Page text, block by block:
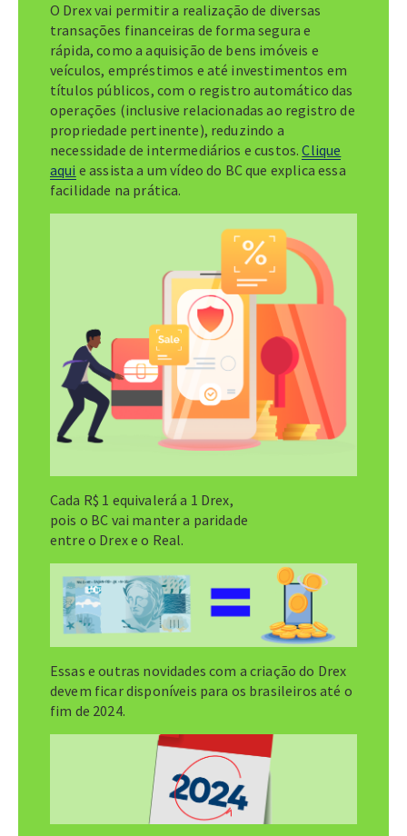
O Drex vai permitir a realização de diversas
transações financeiras de forma segura e
rápida, como a aquisição de bens imóveis e
veículos, empréstimos e até investimentos em
títulos públicos, com o registro automático das
operações (inclusive relacionadas ao registro de
propriedade pertinente), reduzindo a
necessidade de intermediários e custos.Clique
aqui e assista a um vídeo do BC que explica essa
facilidade na prática.
Cada R$ 1 equivalerá a 1 Drex,
pois o BC vai manter a paridade
entre o Drex e o Real.
Essas e outras novidades com a criação do Drex
devem ficar disponíveis para os brasileiros até o
fim de 2024.